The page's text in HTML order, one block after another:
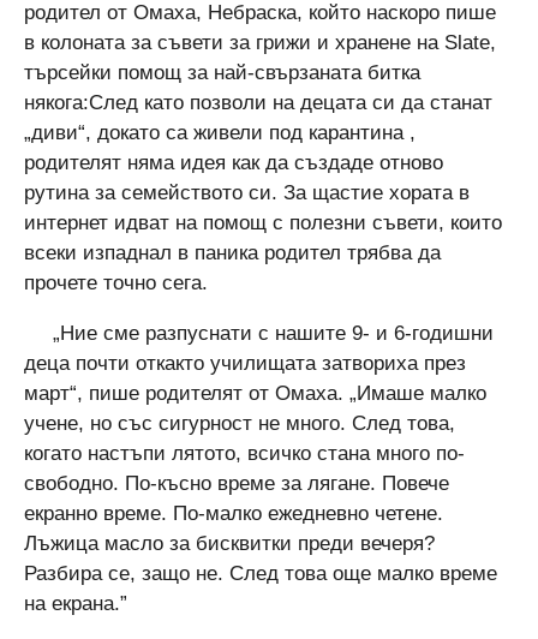
родител от Омаха, Небраска, който наскоро пише
в колоната за съвети за грижи и хранене на Slate,
търсейки помощ за най-свързаната битка
някога:След като позволи на децата си да станат
„диви“, докато са живели под карантина ,
родителят няма идея как да създаде отново
рутина за семейството си. За щастие хората в
интернет идват на помощ с полезни съвети, които
всеки изпаднал в паника родител трябва да
прочете точно сега.
„Ние сме разпуснати с нашите 9- и 6-годишни
деца почти откакто училищата затвориха през
март“, пише родителят от Омаха. „Имаше малко
учене, но със сигурност не много. След това,
когато настъпи лятото, всичко стана много по-
свободно. По-късно време за лягане. Повече
екранно време. По-малко ежедневно четене.
Лъжица масло за бисквитки преди вечеря?
Разбира се, защо не. След това още малко време
на екрана.”